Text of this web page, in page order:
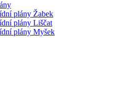
plány Žabek
plány Liščat
plány Myšek